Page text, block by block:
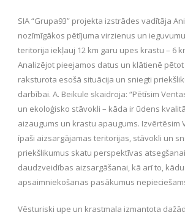
SIA “Grupa93” projekta izstrādes vadītāja
nozīmīgākos pētījuma virzienus un
teritorija iekļauj 12 km garu upes krastu – 6
Analizējot pieejamos datus un klātienē
raksturota esošā situācija un sniegti
darbībai. A. Beikule skaidroja: “Pētīsim
un ekoloģisko stāvokli – kāda ir ūdens
aizaugums un krastu apaugums. Izvērtēsim
īpaši aizsargājamas teritorijas, stāvokli un
priekšlikumus skatu perspektīvas
daudzveidības aizsargāšanai, kā arī to,
apsaimniekošanas pasākumus
Vēsturiski upe un krastmala izmantota